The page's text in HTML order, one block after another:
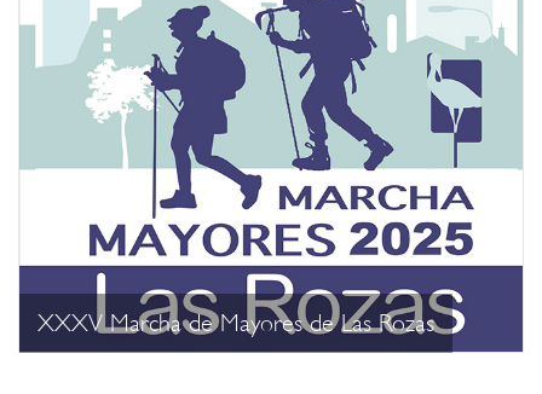
XXXV Marcha de Mayores de Las Rozas